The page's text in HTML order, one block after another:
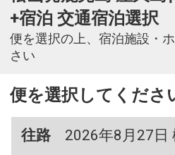
+宿泊 交通宿泊選択
便を選択の上、宿泊施設・
さい
便を選択してくださ
往路
2026年8月27